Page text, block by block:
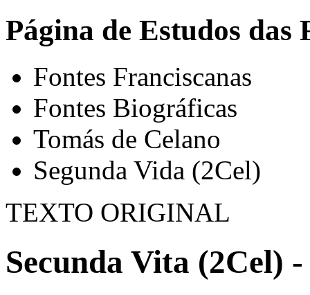
Página de Estudos das
Fontes Franciscanas
Fontes Biográficas
Tomás de Celano
Segunda Vida (2Cel)
TEXTO ORIGINAL
Secunda Vita (2Cel) -